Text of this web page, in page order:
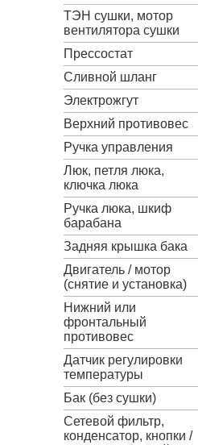
ТЭН сушки, мотор
вентилятора сушки
Прессостат
Сливной шланг
Электрожгут
Верхний противовес
Ручка управления
Люк, петля люка,
ключка люка
Ручка люка, шкиф
барабана
Задняя крышка бака
Двигатель / мотор
(снятие и установка)
Нижний или
фронтальный
противовес
Датчик регулировки
температуры
Бак (без сушки)
Сетевой фильтр,
конденсатор, кнопки /